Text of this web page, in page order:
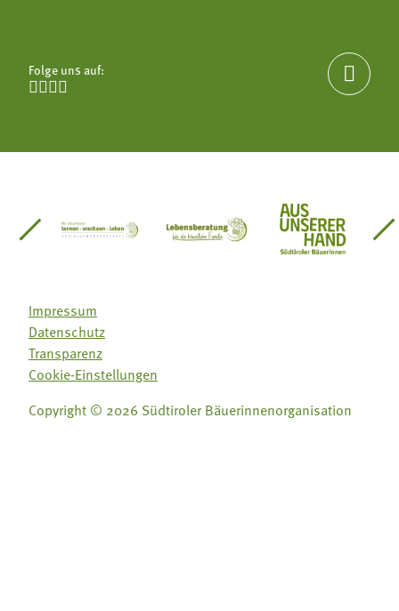
Folge uns auf:


Südtirol
Gärtnervereinigung
Sozialgenossenschaft Mit Bäuerinnen lernen -
Lebensberatung für dieAus unserer
Impressum
Datenschutz
Transparenz
Cookie-Einstellungen
Copyright © 2026 Südtiroler Bäuerinnenorganisation